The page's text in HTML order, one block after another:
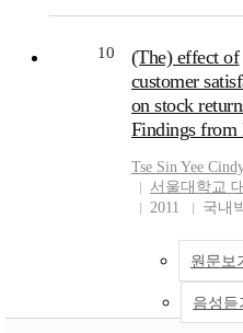
HA cleavage site
activation in two
1) HA activation
and 2) alteration
The former
growth kinetics
Mutations that
tertiary structure
important role in
activation, in
full season of
income.
high
weight, and long
major goal of this
project is to
volumetric power
direct methanol
(DMFCs). A
roadmap has
the planar
electrode
manifolds can
10
(The) effect of
customer
on stock
Findings from
Tse Sin Yee
서울대학교
2011
국내
원문보
음성듣